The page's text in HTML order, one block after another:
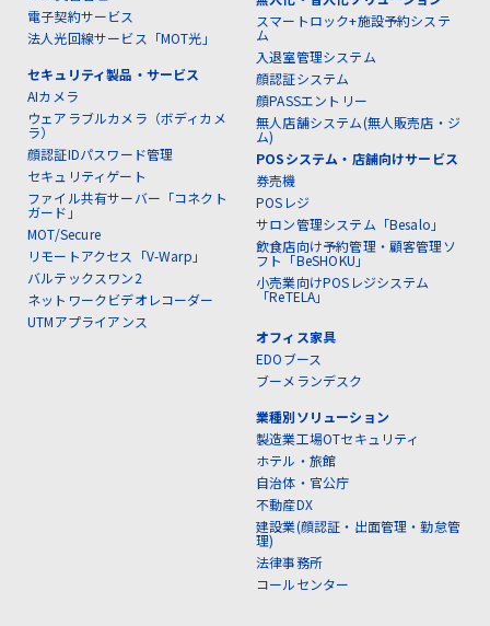
電子契約サービス
法人光回線サービス「MOT光」
セキュリティ製品・サービス
AIカメラ
ウェアラブルカメラ（ボディカメ
ラ）
顔認証IDパスワード管理
セキュリティゲート
ファイル共有サーバー「コネクト
ガード」
MOT/Secure
リモートアクセス「V-Warp」
バルテックスワン2
ネットワークビデオレコーダー
UTMアプライアンス
スマートロック+施設予約システ
ム
入退室管理システム
顔認証システム
顔PASSエントリー
無人店舗システム(無人販売店・ジ
ム)
POSシステム・店舗向けサービス
券売機
POSレジ
サロン管理システム「Besalo」
飲食店向け予約管理・顧客管理ソ
フト「BeSHOKU」
小売業向けPOSレジシステム
「ReTELA」
オフィス家具
EDOブース
ブーメランデスク
業種別ソリューション
製造業工場OTセキュリティ
ホテル・旅館
自治体・官公庁
不動産DX
建設業(顔認証・出面管理・勤怠管
理)
法律事務所
コールセンター